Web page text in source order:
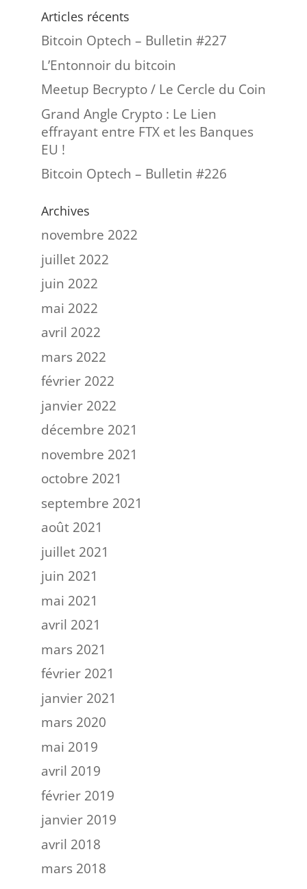
Articles récents
Bitcoin Optech – Bulletin #227
L’Entonnoir du bitcoin
Meetup Becrypto / Le Cercle du Coin
Grand Angle Crypto : Le Lien
effrayant entre FTX et les Banques
EU !
Bitcoin Optech – Bulletin #226
Archives
novembre 2022
juillet 2022
juin 2022
mai 2022
avril 2022
mars 2022
février 2022
janvier 2022
décembre 2021
novembre 2021
octobre 2021
septembre 2021
août 2021
juillet 2021
juin 2021
mai 2021
avril 2021
mars 2021
février 2021
janvier 2021
mars 2020
mai 2019
avril 2019
février 2019
janvier 2019
avril 2018
mars 2018